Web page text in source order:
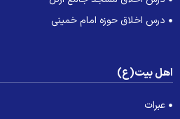
درس اخلاق حوزه امام خمینی
بیت(ع)
عبرات